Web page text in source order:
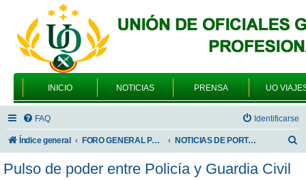
INICIO NOTICIAS PRENSA UO
FAQ Identificarse
Índice general FORO GENERAL PARA TODOS LOS USUARIOS NOTICIAS DE PORTADA
Pulso de poder entre Policía y Guardia Civil